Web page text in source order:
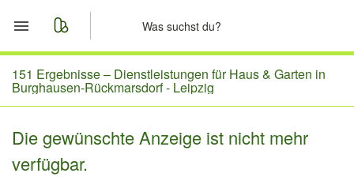
Start
Merkliste
Nachrichten
151 Ergebnisse – Dienstleistungen für Haus & Garten in
Burghausen-Rückmarsdorf - Leipzig
Die gewünschte Anzeige ist nicht mehr
verfügbar.